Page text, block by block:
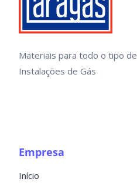
Materiais para todo o tipo de
Instalações de Gás
Empresa
Início